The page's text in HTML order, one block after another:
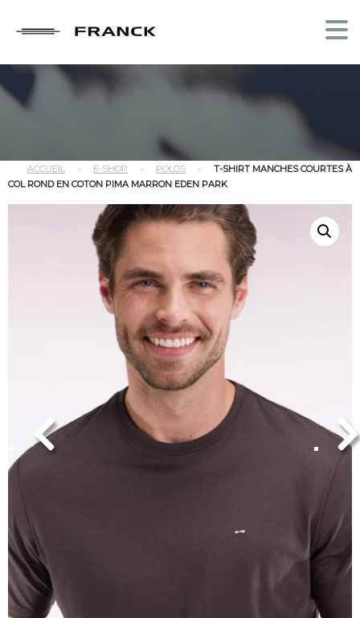
ACCUEIL » E-SHOP » POLOS »
T-SHIRT MANCHES COURTES À
COL ROND EN COTON PIMA MARRON EDEN PARK